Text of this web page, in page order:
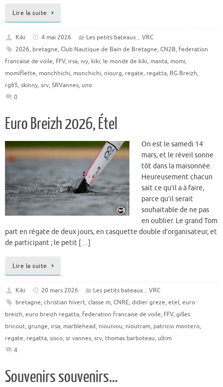
Lire la suite
Kiki 4 mai 2026
Les petits bateaux... VRC
2026, bretagne, Club Nautique de Bain de Bretagne, CN2B, federation
francaise de voile, FFV, irsa, ivy, kiki, le monde de kiki, manta, momi,
momiflette, monchhichi, monchichi, niourg, regate, regatta, RG Breizh,
rg65, skinny, srv, SRVannes, uno
0
Euro Breizh 2026, Étel
On est le samedi 14
mars, et le réveil sonne
tôt dans la maisonnée.
Heureusement chacun
sait ce qu’il a à faire,
parce qu’il serait
souhaitable de ne pas
en oublier. Le grand Tom
part en régate de deux jours, en casquette double d’organisateur, et
de participant ; le petit […]
Lire la suite
Kiki 20 mars 2026
Les petits bateaux... VRC
bretagne, christian hivert, classe m, CNRE, didier greze, etel, euro
breizh, euro breizh regatta, federation francaise de voile, FFV, gilles
bricout, grunge, irsa, marblehead, niouniou, nioutram, patricio montero,
regate, regatta, sisco, sr vannes, srv, thomas barboteau, ultim
4
Souvenirs souvenirs…